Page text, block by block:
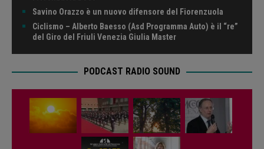
Savino Orazzo è un nuovo difensore del Fiorenzuola
Ciclismo – Alberto Baesso (Asd Programma Auto) è il “re”
del Giro del Friuli Venezia Giulia Master
PODCAST RADIO SOUND